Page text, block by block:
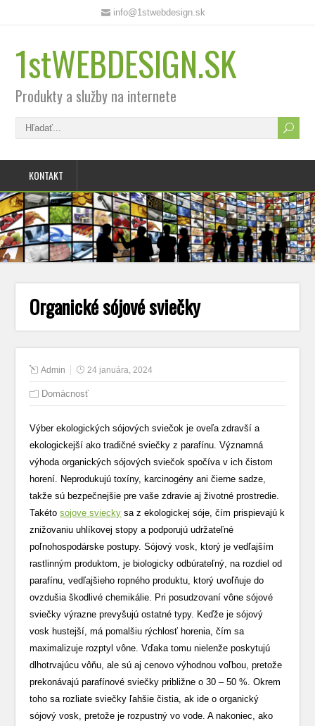
info@1stwebdesign.sk
1stWEBDESIGN.SK
Produkty a služby na internete
KONTAKT
Organické sójové sviečky
Admin 24 januára, 2024
Domácnosť
Výber ekologických sójových sviečok je oveľa zdravší a
ekologickejší ako tradičné sviečky z parafínu. Významná
výhoda organických sójových sviečok spočíva v ich čistom
horení. Neprodukujú toxíny, karcinogény ani čierne sadze,
takže sú bezpečnejšie pre vaše zdravie aj životné prostredie.
Takétosojove sviecky sa z ekologickej sóje, čím prispievajú k
znižovaniu uhlíkovej stopy a podporujú udržateľné
poľnohospodárske postupy. Sójový vosk, ktorý je vedľajším
rastlinným produktom, je biologicky odbúrateľný, na rozdiel od
parafínu, vedľajšieho ropného produktu, ktorý uvoľňuje do
ovzdušia škodlivé chemikálie. Pri posudzovaní vône sójové
sviečky výrazne prevyšujú ostatné typy. Keďže je sójový
vosk hustejší, má pomalšiu rýchlosť horenia, čím sa
maximalizuje rozptyl vône. Vďaka tomu nielenže poskytujú
dlhotrvajúcu vôňu, ale sú aj cenovo výhodnou voľbou, pretože
prekonávajú parafínové sviečky približne o 30 – 50 %. Okrem
toho sa rozliate sviečky ľahšie čistia, ak ide o organický
sójový vosk, pretože je rozpustný vo vode. A nakoniec, ako